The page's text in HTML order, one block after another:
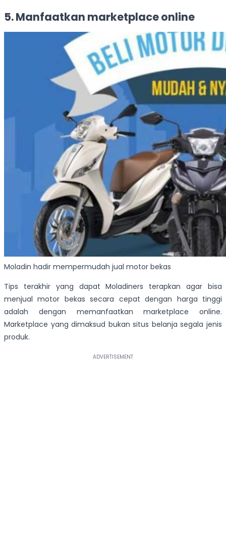
5. Manfaatkan marketplace online
Moladin hadir mempermudah jual motor bekas
Tips terakhir yang dapat Moladiners terapkan agar bisa
menjual motor bekas secara cepat dengan harga tinggi
adalah dengan memanfaatkan marketplace online.
Marketplace yang dimaksud bukan situs belanja segala jenis
produk.